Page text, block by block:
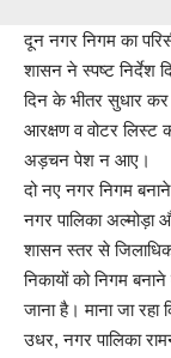
दून नगर निगम का
शासन ने स्पष्ट निर्देश
दिन के भीतर सुधार
आरक्षण व वोटर लिस्ट
अड़चन पेश न आए।
दो नए नगर निगम बनाने
नगर पालिका अल्मोड़ा
शासन स्तर से
निकायों को निगम
जाना है। माना जा
उधर, नगर पालिका